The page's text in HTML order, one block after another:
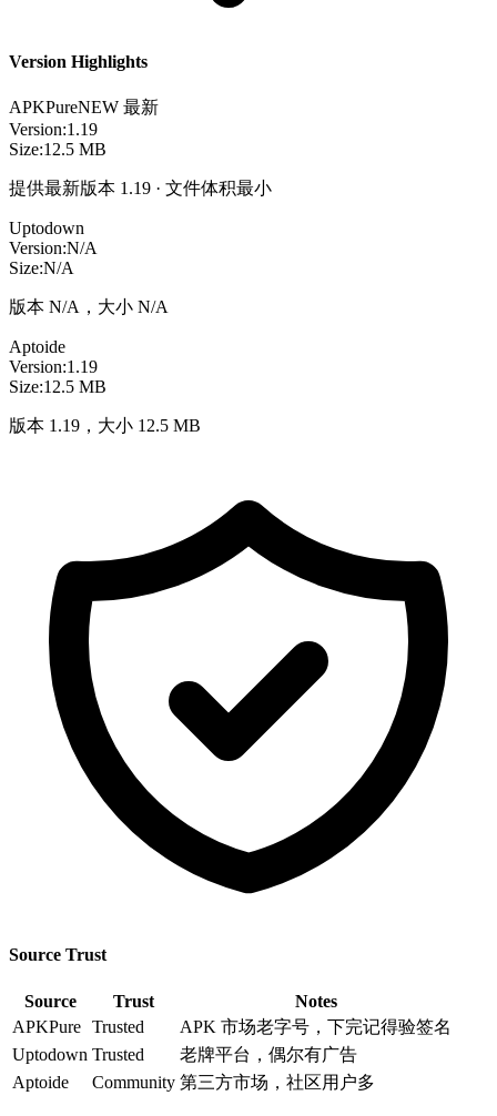
Version Highlights
APKPureNEW 最新
Version:1.19
Size:12.5 MB
提供最新版本 1.19 · 文件体积最小
Uptodown
Version:N/A
Size:N/A
版本 N/A，大小 N/A
Aptoide
Version:1.19
Size:12.5 MB
版本 1.19，大小 12.5 MB
Source Trust
Source Trust
Notes
APKPure Trusted
APK 市场老字号，下完记得验签名
Uptodown Trusted
老牌平台，偶尔有广告
Aptoide
Community 第三方市场，社区用户多